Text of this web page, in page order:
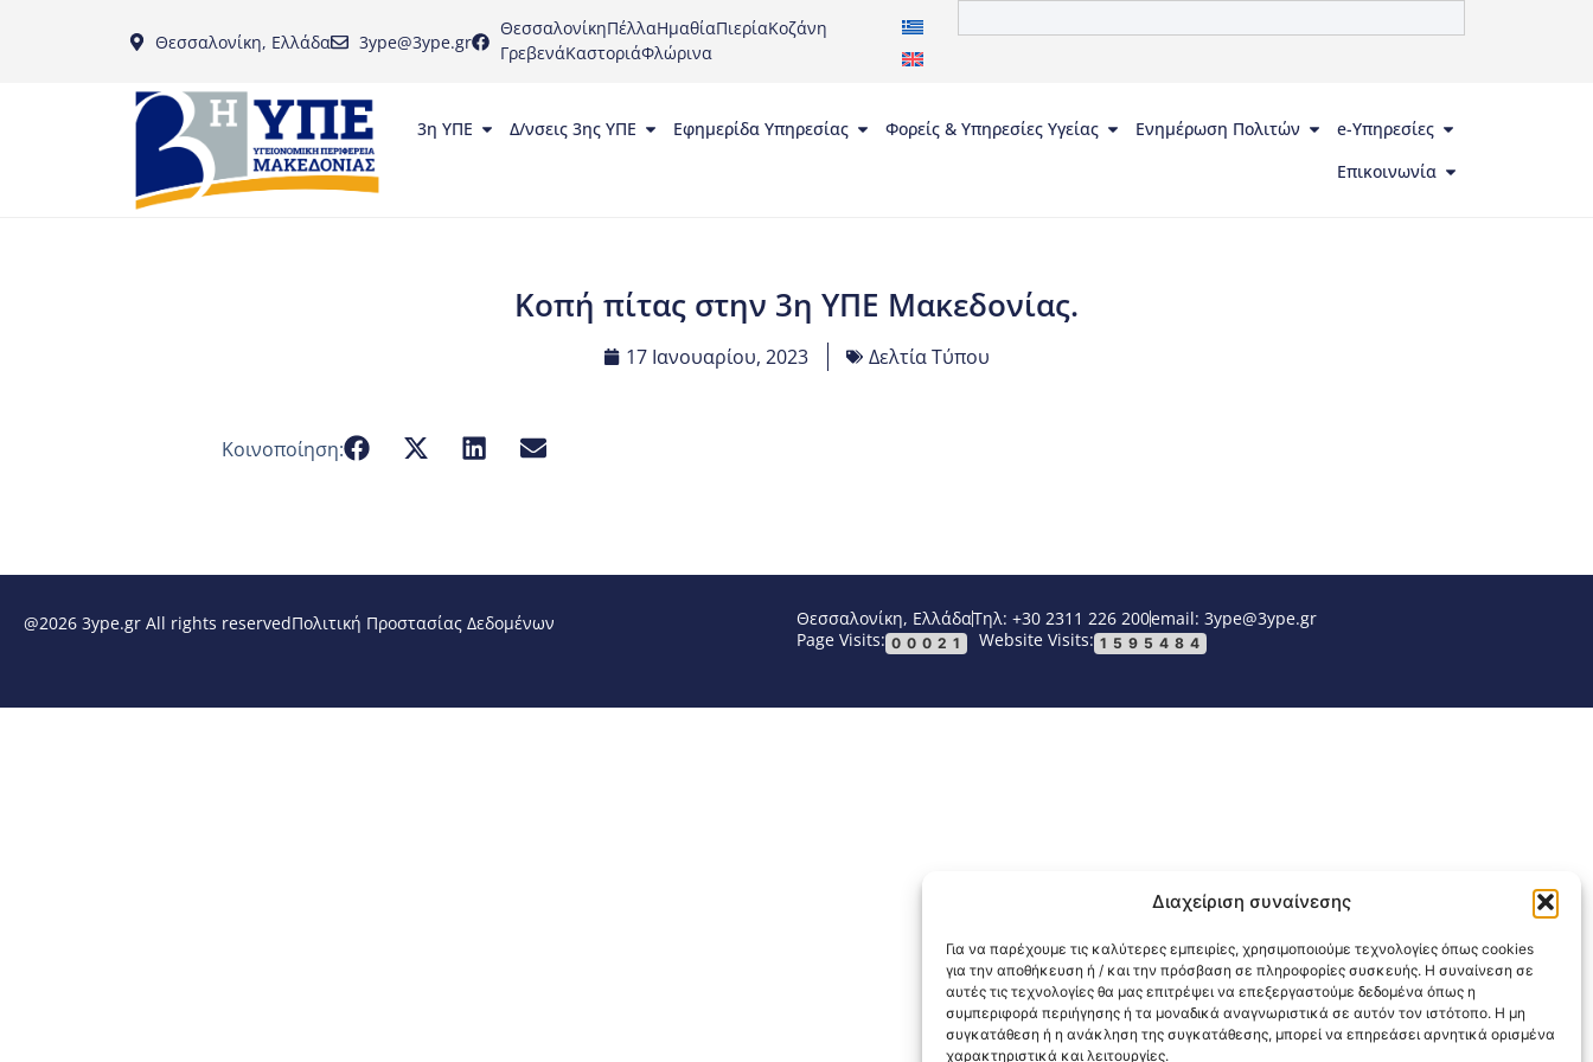
Διαχείριση συναίνεσης
Για να παρέχουμε τις καλύτερες εμπειρίες, χρησιμοποιούμε τεχνολογίες όπως cookies
για την αποθήκευση ή / και την πρόσβαση σε πληροφορίες συσκευής. Η συναίνεση σε
αυτές τις τεχνολογίες θα μας επιτρέψει να επεξεργαστούμε δεδομένα όπως η
συμπεριφορά περιήγησης ή τα μοναδικά αναγνωριστικά σε αυτόν τον ιστότοπο. Η μη
συγκατάθεση ή η ανάκληση της συγκατάθεσης, μπορεί να επηρεάσει αρνητικά ορισμένα
χαρακτηριστικά και λειτουργίες.
Θεσσαλονίκη, Ελλάδα 3ype@3ype.gr
ΘεσσαλονίκηΠέλλαΗμαθίαΠιερίαΚοζάνη
ΓρεβενάΚαστοριάΦλώρινα
3η ΥΠΕ Δ/νσεις 3ης ΥΠΕ Εφημερίδα Υπηρεσίας Φορείς & Υπηρεσίες Υγείας Ενημέρωση Πολιτών
e-Υπηρεσίες
Επικοινωνία
Κοπή πίτας στην 3η ΥΠΕ Μακεδονίας.
17 Ιανουαρίου, 2023 Δελτία Τύπου
Κοινοποίηση:
@2026 3ype.gr All rights reservedΠολιτική Προστασίας Δεδομένων Θεσσαλονίκη, ΕλλάδαΤηλ: +30 2311 226 200email: 3ype@3ype.gr
Page Visits: 00021 Website Visits: 1595484